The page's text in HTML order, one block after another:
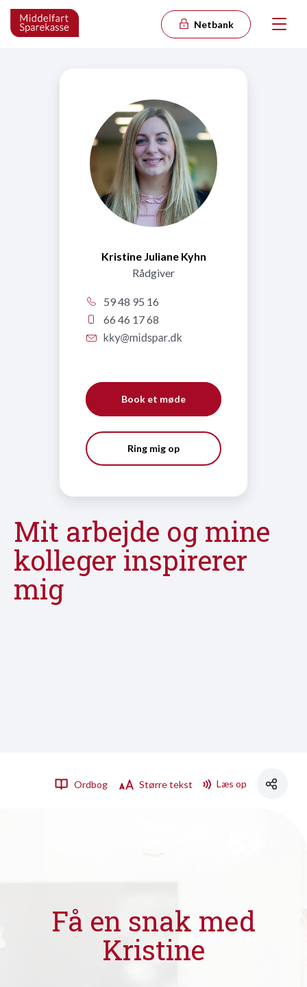
Netbank
Kristine Juliane Kyhn
Rådgiver
59 48 95 16
66 46 17 68
Book et møde
Ring mig op
Mit arbejde og mine
kolleger inspirerer
mig
Ordbog Større tekst Læs op
Få en snak med
Kristine